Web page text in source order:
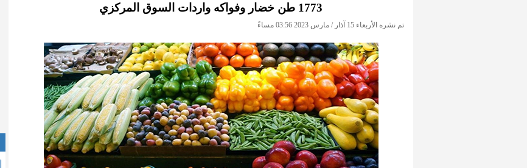
1773 طن خضار وفواكه واردات السوق المركزي
تم نشره الأربعاء 15 آذار / مارس 2023 03:56 مساءً